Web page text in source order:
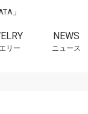
」
リー
NEWS
ニュース